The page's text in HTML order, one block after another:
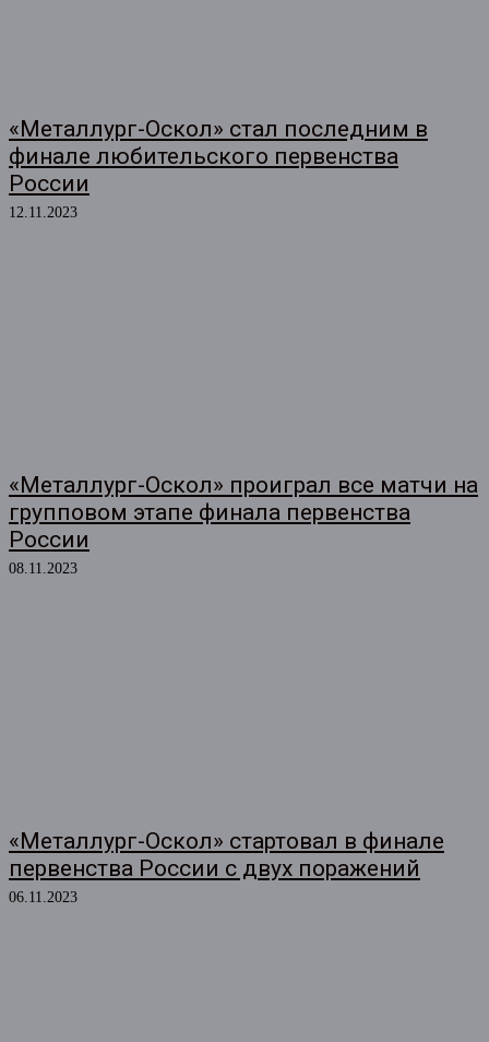
«Металлург-Оскол» стал последним в
финале любительского первенства
России
12.11.2023
«Металлург-Оскол» проиграл все матчи на
групповом этапе финала первенства
России
08.11.2023
«Металлург-Оскол» стартовал в финале
первенства России с двух поражений
06.11.2023